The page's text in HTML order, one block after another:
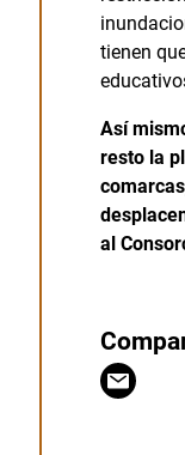
tienen
Así
resto la
al